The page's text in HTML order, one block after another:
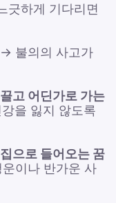
긋하게 기다리면
→ 불의의 사고가
고 어딘가로 가는
을 잃지 않도록
으로 들어오는 꿈
이나 반가운 사